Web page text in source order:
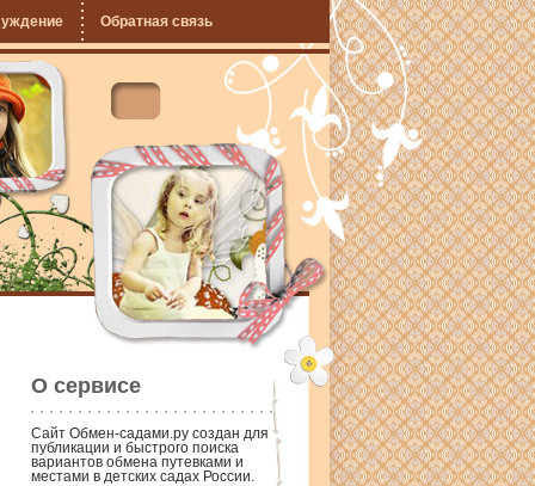
Обратная связь
О сервисе
Сайт Обмен-садами.ру создан для
публикации и быстрого поиска
вариантов обмена путевками и
местами в детских садах России.